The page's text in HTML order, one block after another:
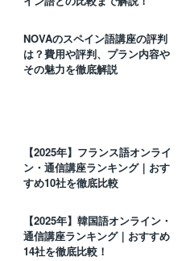
NOVAのスペイン語講座の評判
は？費用や評判、プラン内容や
その魅力を徹底解説
【2025年】フランス語オンライ
ン・通信講座ランキング｜おす
すめ10社を徹底比較
【2025年】韓国語オンライン・
通信講座ランキング｜おすすめ
14社を徹底比較！